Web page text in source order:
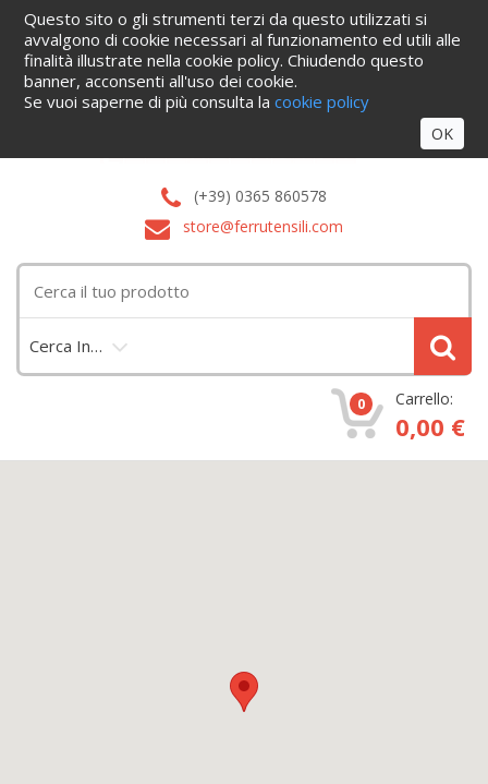
Home Informazioni Servizi Blog Azienda
Cataloghi
Contattaci
Accedi
(+39) 0365 860578
store@ferrutensili.com
Cerca In…
0 Carrello:
0,00 €
Questo sito o gli strumenti terzi da questo utilizzati si
avvalgono di cookie necessari al funzionamento ed utili alle
finalità illustrate nella cookie policy. Chiudendo questo
banner, acconsenti all'uso dei cookie.
Se vuoi saperne di più consulta lacookie policy
OK